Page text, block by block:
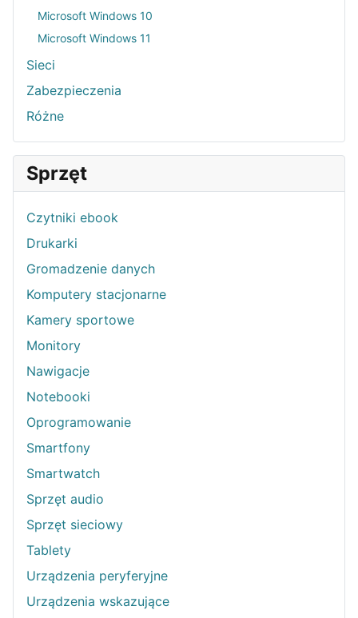
Microsoft Windows 10
Microsoft Windows 11
Sieci
Zabezpieczenia
Różne
Sprzęt
Czytniki ebook
Drukarki
Gromadzenie danych
Komputery stacjonarne
Kamery sportowe
Monitory
Nawigacje
Notebooki
Oprogramowanie
Smartfony
Smartwatch
Sprzęt audio
Sprzęt sieciowy
Tablety
Urządzenia peryferyjne
Urządzenia wskazujące